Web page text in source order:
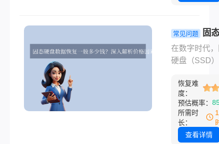
复难度大、
高，价格往
咋舌。那么
盘数据恢复
少钱呢？本
入剖析影响
盘数据恢复
关键因素，
实的价格区
考，并揭示
常见问题
固
数据恢复一
少钱？深入
挑战!
在数字时代
硬盘（SSD
为电脑升级
配。但当硬
罢工，重要
间消失时，
慌感难以言
恢复难
度：
预估概率：
所需时
长：
查看详情